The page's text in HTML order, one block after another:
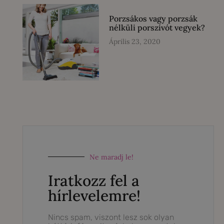
Porzsákos vagy porzsák
nélküli porszívót vegyek?
Április 23, 2020
Ne maradj le!
Iratkozz fel a
hírlevelemre!
Nincs spam, viszont lesz sok olyan